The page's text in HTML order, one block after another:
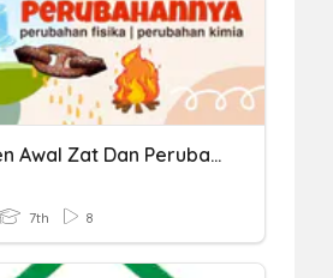
Asesmen Awal Zat Dan Perubahannya
7th 8